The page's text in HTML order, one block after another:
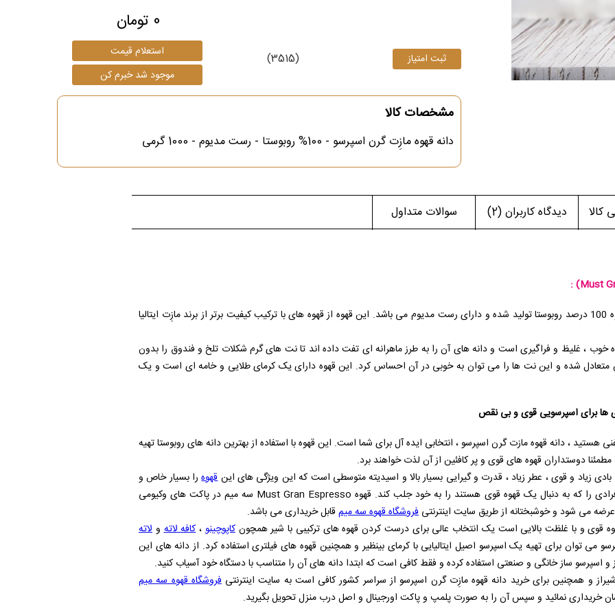
0 تومان
(3515)
مشخصات کالا
دانه قهوه مازِت گرن اسپرسو - 100% روبوستا - رست مدیوم - 1000 گرمی
دیدگاه کاربران(2) سوالات متداول
(Must
:
.دانه قهوه مازِت گرن اسپرسو از دانه های قهوه 100 درصد روبوستا تولید شده و دارای رست مدیوم می باشد. این قهوه از قهوه های با ترکیب کیفیت برتر از برند مازِت ایتالیا
، غلیظ و فراگیری است و دانه های آن را به طرز ماهرانه ای تفت داده اند تا نت های گرم شکلات تلخ و فندوق را بدون
شده و این نت ها را می توان به خوبی در آن احساس کرد. این قهوه دارای یک کرمای طلایی و خامه ای است و یک
ها برای اسپرسویی قوی و بی نقص
هستید ، دانه قهوه مازت گرن اسپرسو ، انتخابی ایده‌ آل برای شما است. این قهوه با استفاده از بهترین دانه‌ های روبوستا تهیه
دوستداران قهوه های قوی و پر کافئین از آن لذت خواهند برد.
زیاد و قوی ، عطر زیاد ، قدرت و گیرایی بسیار بالا و اسیدیته متوسطی است که این ویژگی های اینقهوهرا بسیار خاص و
را که به دنبال یک قهوه قوی هستند را به خود جلب کند. قهوه Must Gran Espresso سه میم در پاکت های وکیومی
می شود و خوشبختانه از طریق سایت اینترنتی فروشگاه قهوه سه میم قابل خریداری می باشد.
قوی و با غلظت بالایی است یک انتخاب عالی برای درست کردن قهوه های ترکیبی با شیر همچونکاپوچینو،کافه لاتهو لاته
می توان برای تهیه یک اسپرسو اصیل ایتالیایی با کرمای بینظیر و همچنین قهوه های فیلتری استفاده کرد. از دانه های این
و اسپرسو ساز خانگی و صنعتی استفاده کرده و فقط کافی است که ابتدا دانه های آن را متناسب با دستگاه خود آسیاب کنید.
و همچنین برای خرید دانه قهوه مازِت گرن اسپرسو از سراسر کشور کافی است به سایت اینترنتیفروشگاه قهوه سه میم
خریداری نمائید و سپس آن را به صورت پلمپ و پاکت اورجینال و اصل درب منزل تحویل بگیرید.